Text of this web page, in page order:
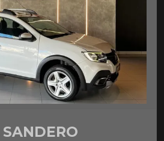
SANDERO